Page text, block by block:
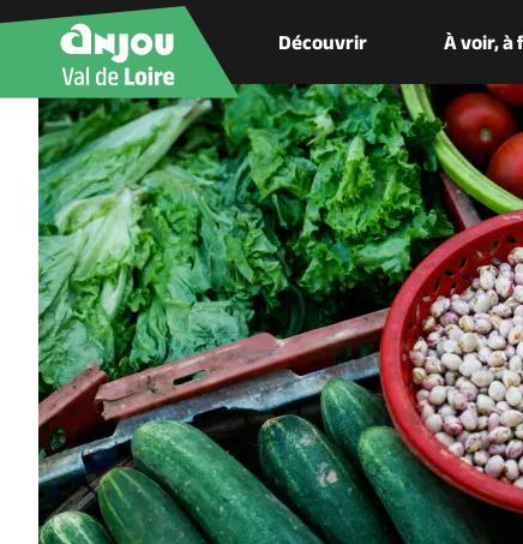
Découvrir À voir, à